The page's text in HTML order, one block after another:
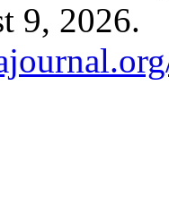
9, 2026.